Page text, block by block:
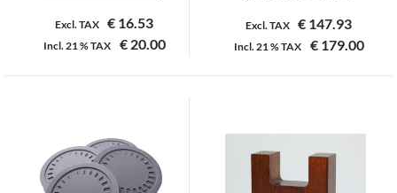
Excl. TAX € 16.53
Incl.21 %TAX €20.00
Dit
meerdere
variaties.
Deze
Excl. TAX € 147.93
Incl.21 %TAX €179.00